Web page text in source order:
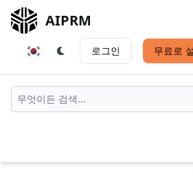
AIPRM
로그인 무료로